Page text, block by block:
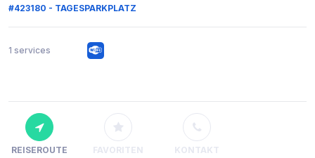
#423180 - TAGESPARKPLATZ
1 services
REISEROUTE FAVORITEN KONTAKT